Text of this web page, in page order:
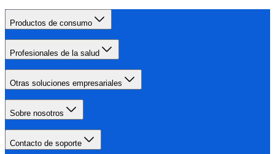
Productos de consumo
Profesionales de la salud
Otras soluciones empresariales
Sobre nosotros
Contacto de soporte